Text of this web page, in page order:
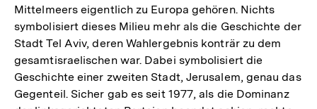
Mittelmeers eigentlich zu Europa gehören. Nichts
symbolisiert dieses Milieu mehr als die Geschichte der
Stadt Tel Aviv, deren Wahlergebnis konträr zu dem
gesamtisraelischen war. Dabei symbolisiert die
Geschichte einer zweiten Stadt, Jerusalem, genau das
Gegenteil. Sicher gab es seit 1977, als die Dominanz